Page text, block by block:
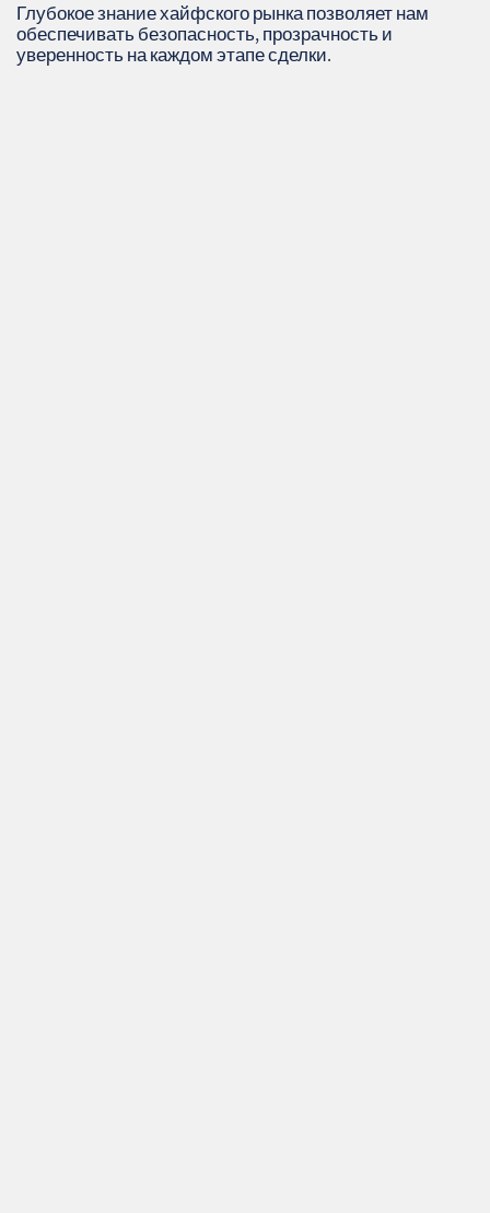
Глубокое знание хайфского рынка позволяет нам
обеспечивать безопасность, прозрачность и
уверенность на каждом этапе сделки.